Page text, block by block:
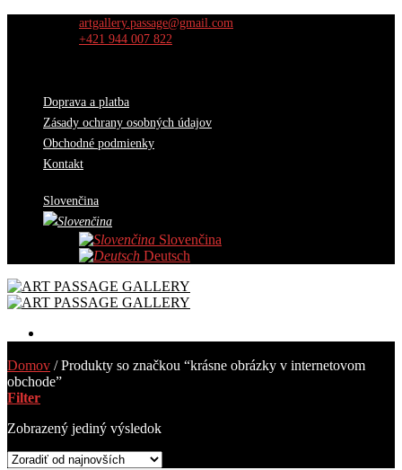
artgallery.passage@gmail.com
+421 944 007 822
Doprava a platba
Zásady ochrany osobných údajov
Obchodné podmienky
Kontakt
Slovenčina
Slovenčina
Deutsch
Diela
Výber kurátorov
AKCIA
Kontakt
Domov /Produkty so značkou “krásne obrázky v internetovom
obchode”
Filter
Zobrazený jediný výsledok